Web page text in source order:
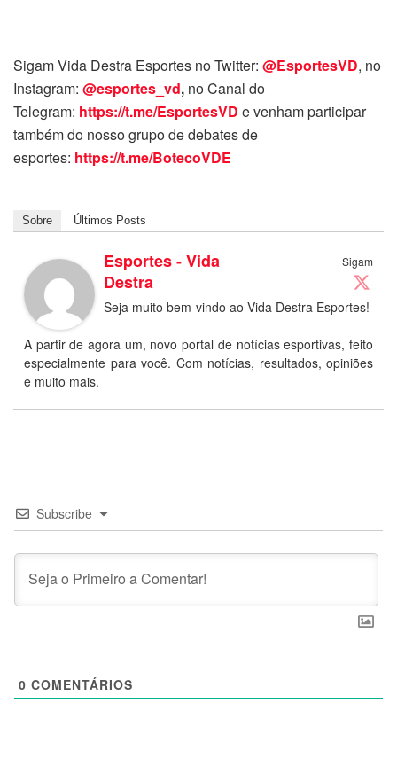
Sigam Vida Destra Esportes no Twitter: @EsportesVD, no
Instagram: @esportes_vd, no Canal do
Telegram: https://t.me/EsportesVD e venham participar
também do nosso grupo de debates de
esportes: https://t.me/BotecoVDE
Sobre Últimos Posts
Sigam
Esportes - Vida
Destra
Seja muito bem-vindo ao Vida Destra Esportes!
A partir de agora um, novo portal de notícias esportivas, feito
especialmente para você. Com notícias, resultados, opiniões
e muito mais.
Subscribe
0 COMENTÁRIOS